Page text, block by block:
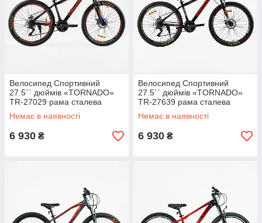
Велосипед Спортивний
27.5`` дюймів «TORNADO»
TR-27029 рама сталева
15.5’’, перемикачі Shimano,
21 швидкість, зібраний на
Немає в наявності
6 930 ₴
Велосипед Спортивний
27.5`` дюймів «TORNADO»
TR-27639 рама сталева
15.5’’, перемикачі Shimano,
21 швидкість, зібраний на
Немає в наявності
6 930 ₴